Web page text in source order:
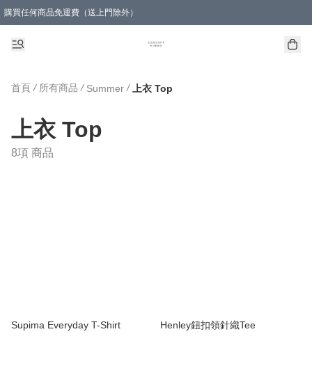
購買任何商品免運費（送上門除外）
首頁 / 所有商品 / Summer / 上衣 Top
上衣 Top
8項 商品
Supima Everyday T-Shirt Henley鈕扣領針織Tee